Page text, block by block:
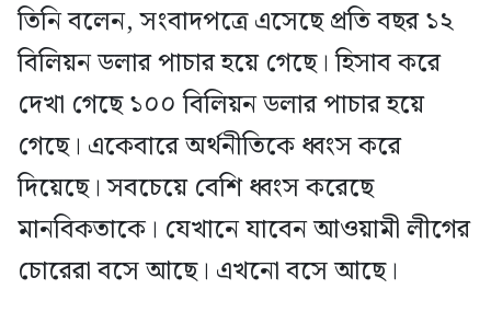
তিনি বলেন, সংবাদপত্রে এসেছে প্রতি বছর ১২
বিলিয়ন ডলার পাচার হয়ে গেছে। হিসাব করে
দেখা গেছে ১০০ বিলিয়ন ডলার পাচার হয়ে
গেছে। একেবারে অর্থনীতিকে ধ্বংস করে
দিয়েছে। সবচেয়ে বেশি ধ্বংস করেছে
মানবিকতাকে। যেখানে যাবেন আওয়ামী লীগের
চোরেরা বসে আছে। এখনো বসে আছে।